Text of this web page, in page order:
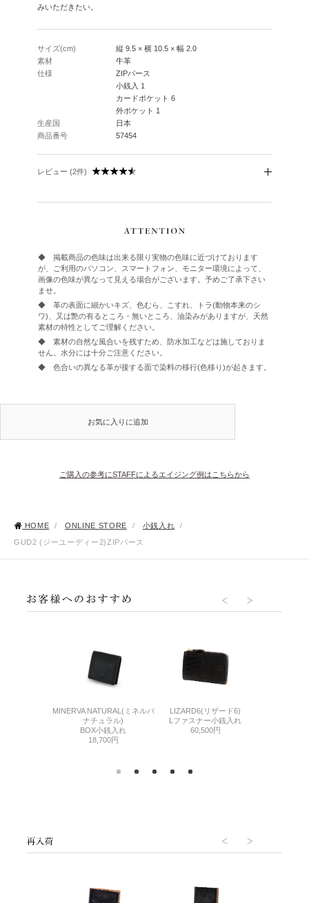
みいただきたい。
サイズ(cm)
縦 9.5 × 横 10.5 × 幅 2.0
素材
牛革
仕様
ZIPパース
小銭入 1
カードポケット 6
外ポケット 1
生産国
日本
商品番号
57454
レビュー (2件)
◆ 掲載商品の色味は出来る限り実物の色味に近づけております
が、ご利用のパソコン、スマートフォン、モニター環境によって、
画像の色味が異なって見える場合がございます。予めご了承下さい
ませ。
◆ 革の表面に細かいキズ、色むら、こすれ、トラ(動物本来のシ
ワ)、又は艶の有るところ・無いところ、油染みがありますが、天然
素材の特性としてご理解ください。
◆ 素材の自然な風合いを残すため、防水加工などは施しておりま
せん。水分には十分ご注意ください。
◆ 色合いの異なる革が接する面で染料の移行(色移り)が起きます。
お気に入りに追加
ご購入の参考にSTAFFによるエイジング例はこちらから
HOME / ONLINE STORE / 小銭入れ
/
GUD2 (ジーユーディー2)ZIPパース
MINERVA NATURAL(ミネルバ
ナチュラル)
BOX小銭入れ
18,700円
LIZARD6(リザード6)
Lファスナー小銭入れ
60,500円